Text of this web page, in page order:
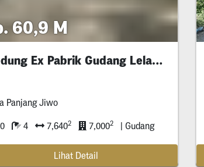
60,9 M
Gedung Ex Pabrik Gudang Lelang Surabaya Timur
Panjang Jiwo
0 4 7,6402 7,0002 | Gudang
Lihat Detail